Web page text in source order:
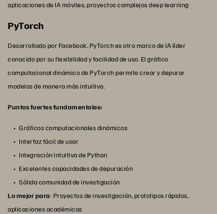
aplicaciones de IA móviles, proyectos complejos deep learning
PyTorch
Desarrollado por Facebook, PyTorch es otro marco de IA líder
conocido por su flexibilidad y facilidad de uso. El gráfico
computacional dinámico de PyTorch permite crear y depurar
modelos de manera más intuitiva.
Puntos fuertes fundamentales:
Gráficos computacionales dinámicos
Interfaz fácil de usar
Integración intuitiva de Python
Excelentes capacidades de depuración
Sólida comunidad de investigación
Lo mejor para: Proyectos de investigación, prototipos rápidos,
aplicaciones académicas